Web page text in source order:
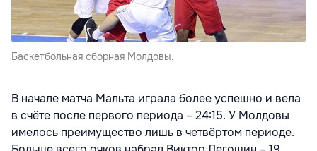
Баскетбольная сборная Молдовы.
В начале матча Мальта играла более успешно и вела
в счёте после первого периода – 24:15. У Молдовы
имелось преимущество лишь в четвёртом периоде.